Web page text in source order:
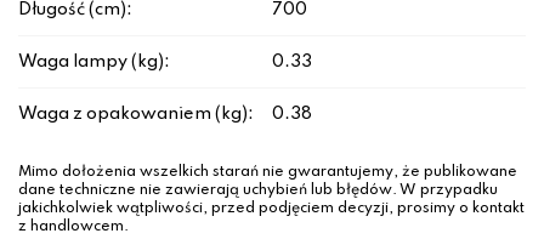
Długość (cm): 700
Waga lampy (kg): 0.33
Waga z opakowaniem (kg): 0.38
Mimo dołożenia wszelkich starań nie gwarantujemy, że publikowane
dane techniczne nie zawierają uchybień lub błędów. W przypadku
jakichkolwiek wątpliwości, przed podjęciem decyzji, prosimy o kontakt
z handlowcem.